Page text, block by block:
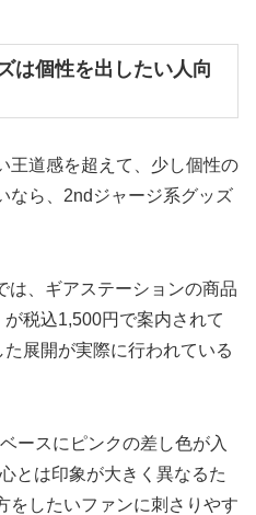
は個性を出したい人向
王道感を超えて、少し個性の
なら、2ndジャージ系グッズ
は、ギアステーションの商品
税込1,500円で案内されて
展開が実際に行われている
ースにピンクの差し色が入
とは印象が大きく異なるた
をしたいファンに刺さりやす